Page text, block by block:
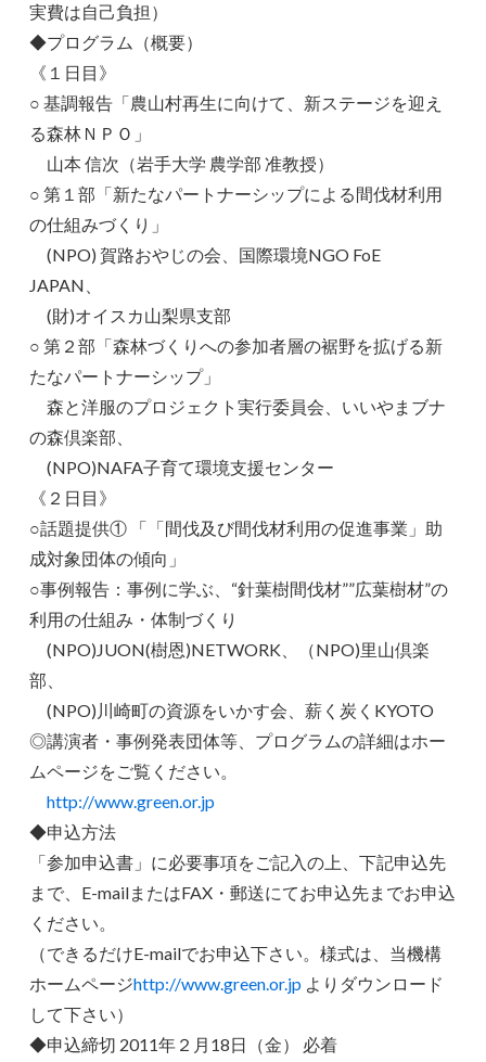
実費は自己負担）
◆プログラム（概要）
《１日目》
○ 基調報告「農山村再生に向けて、新ステージを迎え
る森林ＮＰＯ」
山本 信次（岩手大学 農学部 准教授）
○ 第１部「新たなパートナーシップによる間伐材利用
の仕組みづくり」
(NPO) 賀路おやじの会、国際環境NGO FoE
JAPAN、
(財)オイスカ山梨県支部
○ 第２部「森林づくりへの参加者層の裾野を拡げる新
たなパートナーシップ」
森と洋服のプロジェクト実行委員会、いいやまブナ
の森倶楽部、
(NPO)NAFA子育て環境支援センター
《２日目》
○話題提供① 「「間伐及び間伐材利用の促進事業」助
成対象団体の傾向」
○事例報告：事例に学ぶ、“針葉樹間伐材””広葉樹材”の
利用の仕組み・体制づくり
(NPO)JUON(樹恩)NETWORK、（NPO)里山倶楽
部、
(NPO)川崎町の資源をいかす会、薪く炭くKYOTO
◎講演者・事例発表団体等、プログラムの詳細はホー
ムページをご覧ください。
http://www.green.or.jp
◆申込方法
「参加申込書」に必要事項をご記入の上、下記申込先
まで、E-mailまたはFAX・郵送にてお申込先までお申込
ください。
（できるだけE-mailでお申込下さい。様式は、当機構
ホームページhttp://www.green.or.jp よりダウンロード
して下さい）
◆申込締切 2011年２月18日（金） 必着